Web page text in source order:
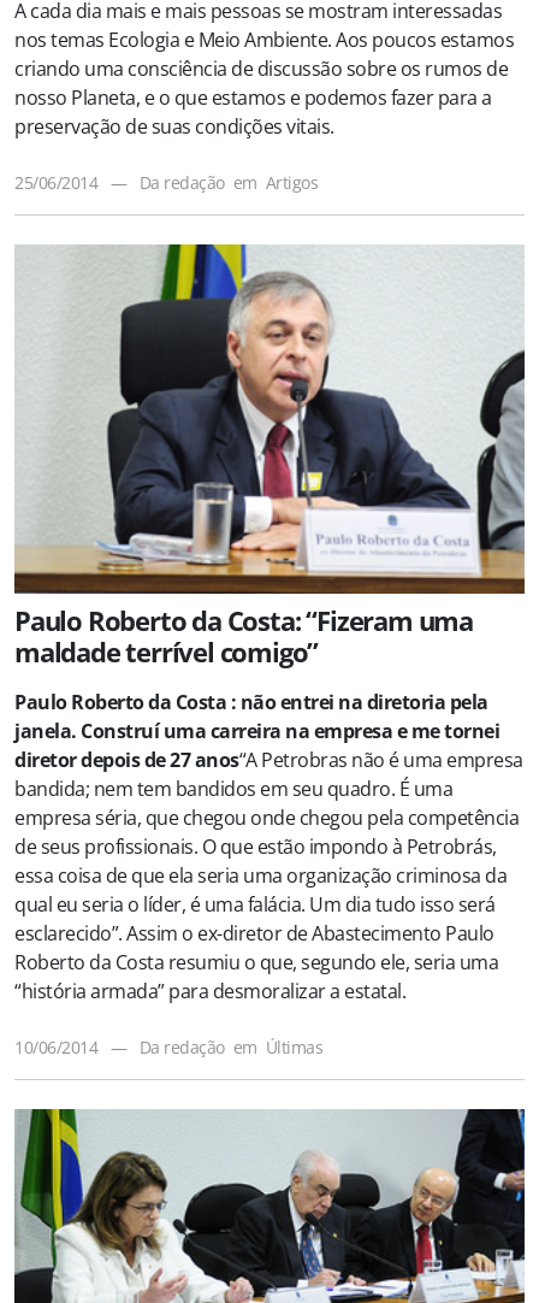
A cada dia mais e mais pessoas se mostram interessadas
nos temas Ecologia e Meio Ambiente. Aos poucos estamos
criando uma consciência de discussão sobre os rumos de
nosso Planeta, e o que estamos e podemos fazer para a
preservação de suas condições vitais.
25/06/2014 — Da redação em Artigos
Paulo Roberto da Costa: “Fizeram uma
maldade terrível comigo”
Paulo Roberto da Costa : não entrei na diretoria pela
janela. Construí uma carreira na empresa e me tornei
diretor depois de 27 anos“A Petrobras não é uma empresa
bandida; nem tem bandidos em seu quadro. É uma
empresa séria, que chegou onde chegou pela competência
de seus profissionais. O que estão impondo à Petrobrás,
essa coisa de que ela seria uma organização criminosa da
qual eu seria o líder, é uma falácia. Um dia tudo isso será
esclarecido”. Assim o ex-diretor de Abastecimento Paulo
Roberto da Costa resumiu o que, segundo ele, seria uma
“história armada” para desmoralizar a estatal.
10/06/2014 — Da redação em Últimas